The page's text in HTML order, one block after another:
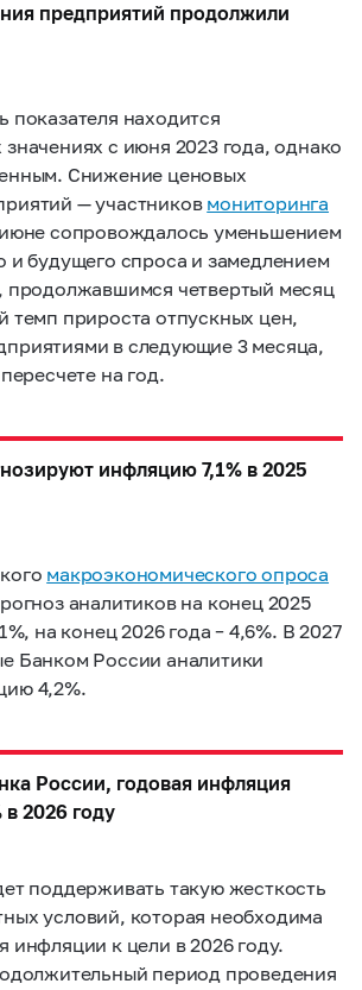
предприятий продолжили
показателя находится
с июня 2023 года, однако
Снижение ценовых
— участников мониторинга
сопровождалось уменьшением
и будущего спроса и замедлением
продолжавшимся четвертый месяц
темп прироста отпускных цен,
в следующие 3 месяца,
на год.
инфляцию 7,1% в 2025
макроэкономического опроса
аналитиков на конец 2025
на конец 2026 года – 4,6%. В 2027
Банком России аналитики
4,2%.
России, годовая инфляция
в 2026 году
поддерживать такую жесткость
условий, которая необходима
инфляции к цели в 2026 году.
период проведения